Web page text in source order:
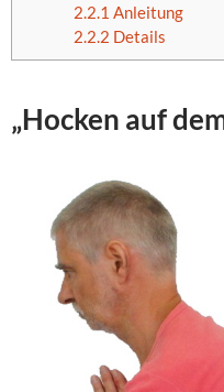
2.2.1 Anleitung
2.2.2 Details
„Hocken auf